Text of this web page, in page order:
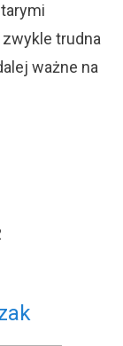
trudna
ważne na